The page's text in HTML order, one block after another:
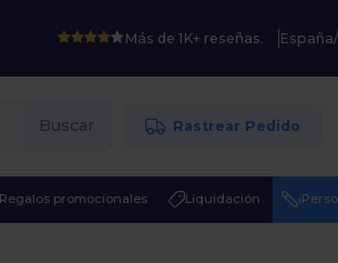
Más de 1K+ reseñas. España/
Buscar Rastrear Pedido
Regalos promocionales Liquidación